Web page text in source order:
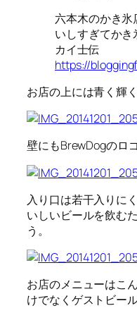
六本木のかき
いしすぎてか
カイ士伝
https://
お店の上には青く輝
壁にもBrewDogのロ
入り口は若干入りに
いしいビールを飲む
う。
お店のメニューはこ
けでなくゲストビー